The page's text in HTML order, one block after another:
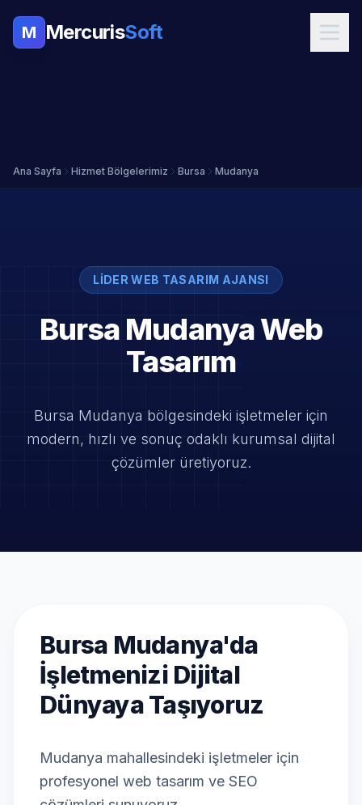
M MercurisSoft
Ana Sayfa Hizmet Bölgelerimiz Bursa Mudanya
LIDER WEB TASARIM AJANSI
Bursa Mudanya Web
Tasarım
Bursa Mudanya bölgesindeki işletmeler için
modern, hızlı ve sonuç odaklı kurumsal dijital
çözümler üretiyoruz.
Bursa Mudanya'da
İşletmenizi Dijital
Dünyaya Taşıyoruz
Mudanya mahallesindeki işletmeler için
profesyonel web tasarım ve SEO